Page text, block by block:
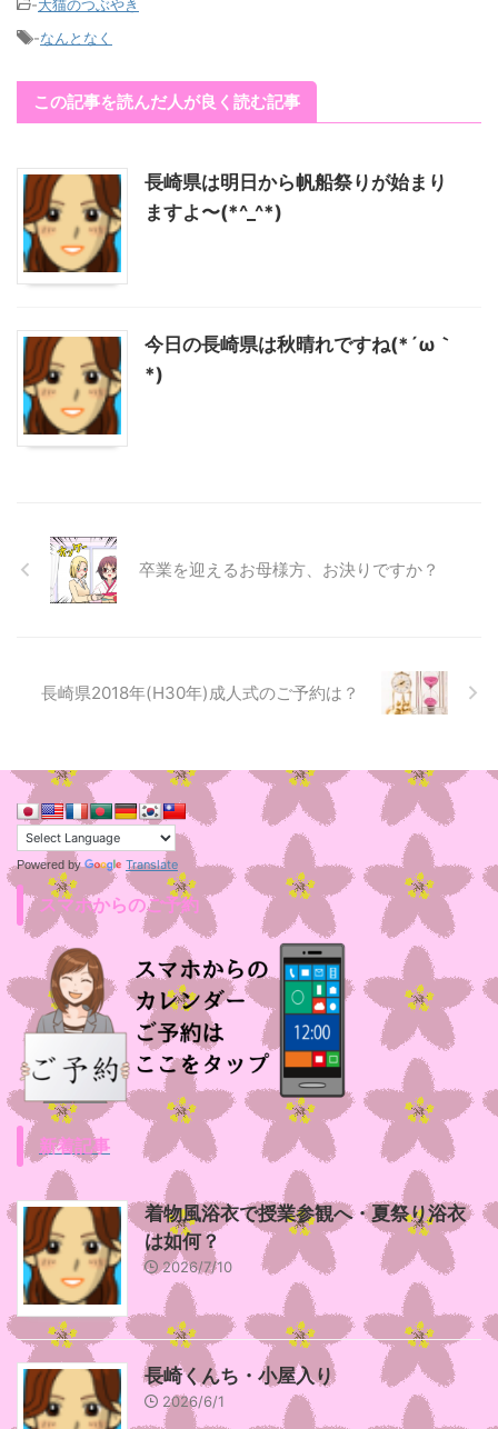
-大猫のつぶやき
-なんとなく
この記事を読んだ人が良く読む記事
長崎県は明日から帆船祭りが始まり
ますよ〜(*^_^*)
今日の長崎県は秋晴れですね(*´ω｀
*)
卒業を迎えるお母様方、お決りですか？
長崎県2018年(H30年)成人式のご予約は？
Powered by Translate
スマホからのご予約
新着記事
着物風浴衣で授業参観へ・夏祭り浴衣
は如何？
2026/7/10
長崎くんち・小屋入り
2026/6/1